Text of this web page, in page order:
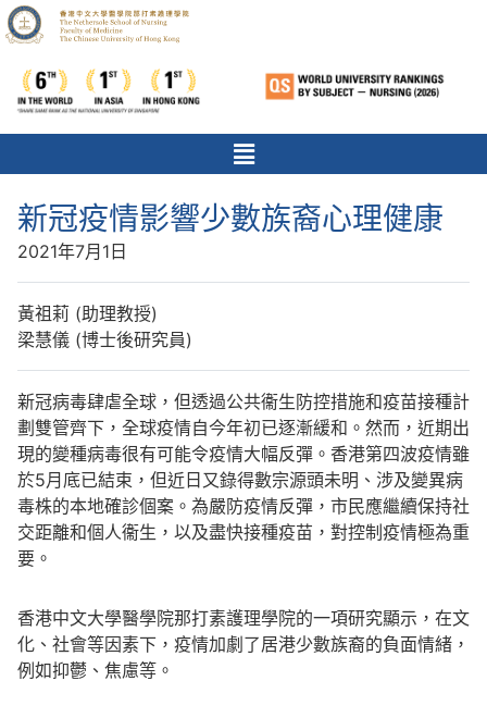
新冠疫情影響少數族裔心理健康
2021年7月1日
黃祖莉 (助理教授)
梁慧儀 (博士後研究員)
新冠病毒肆虐全球，但透過公共衞生防控措施和疫苗接種計
劃雙管齊下，全球疫情自今年初已逐漸緩和。然而，近期出
現的變種病毒很有可能令疫情大幅反彈。香港第四波疫情雖
於5月底已結束，但近日又錄得數宗源頭未明、涉及變異病
毒株的本地確診個案。為嚴防疫情反彈，市民應繼續保持社
交距離和個人衞生，以及盡快接種疫苗，對控制疫情極為重
要。
香港中文大學醫學院那打素護理學院的一項研究顯示，在文
化、社會等因素下，疫情加劇了居港少數族裔的負面情緒，
例如抑鬱、焦慮等。